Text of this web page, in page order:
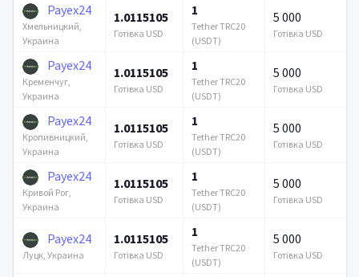
Payex24
Хмельницкий,
Украина
1.0115105
Готівка USD
1
Tether TRC20
(USDT)
5 000
Готівка USD
Payex24
Кременчуг,
Украина
1.0115105
Готівка USD
1
Tether TRC20
(USDT)
5 000
Готівка USD
Payex24
Кропивницкий,
Украина
1.0115105
Готівка USD
1
Tether TRC20
(USDT)
5 000
Готівка USD
Payex24
Кривой Рог,
Украина
1.0115105
Готівка USD
1
Tether TRC20
(USDT)
5 000
Готівка USD
Payex24
Луцк, Украина
1.0115105
Готівка USD
1
Tether TRC20
(USDT)
5 000
Готівка USD